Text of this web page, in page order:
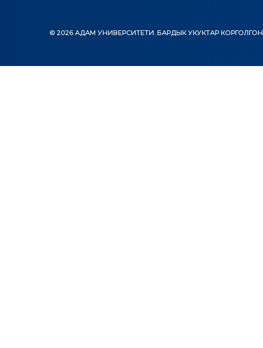
© 2026 АДАМ УНИВЕРСИТЕТИ. БАРДЫК УКУКТАР КОРГОЛГОН